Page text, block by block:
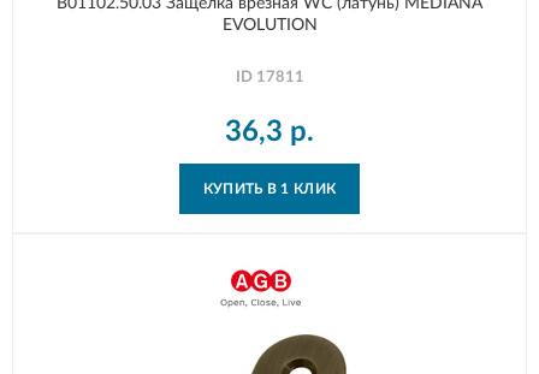
EVOLUTION
ID 17811
36,3 р.
КУПИТЬ В 1 КЛИК